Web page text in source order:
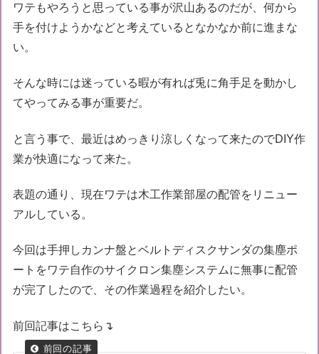
ワテもやろうと思っている事が沢山あるのだが、何から
手を付けようかなどと考えているとなかなか前に進まな
い。
そんな時には迷っている暇が有れば兎に角手足を動かし
てやってみる事が重要だ。
と言う事で、最近はめっきり涼しくなって来たのでDIY作
業が快適になって来た。
表題の通り、現在ワテは木工作業部屋の配管をリニュー
アルしている。
今回は手押しカンナ盤とベルトディスクサンダの集塵ポ
ートをワテ自作のサイクロン集塵システムに無事に配管
が完了したので、その作業過程を紹介したい。
前回記事はこちら↴